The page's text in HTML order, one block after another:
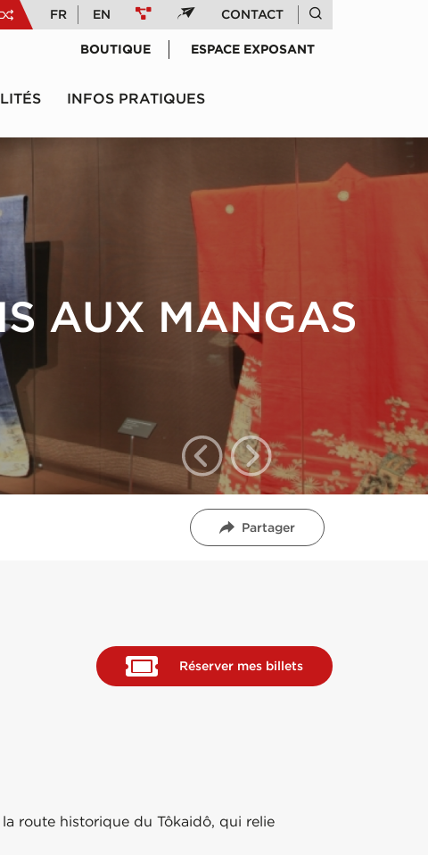
FR EN CONTACT
BOUTIQUE ESPACE EXPOSANT
INFOS PRATIQUES
AUX MANGAS
Partager
Réserver mes billets
route historique du Tôkaidô, qui relie